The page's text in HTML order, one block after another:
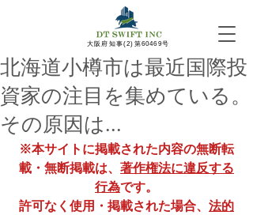
​大阪府知事(2)第60469号
北海道小樽市は最近国際投
資家の注目を集めている。
その原因は...
※本サイトに掲載された内容の無断転
載・無断掲載は、 著作権法に違反する
行為です。
許可なく使用・掲載された場合、 法的